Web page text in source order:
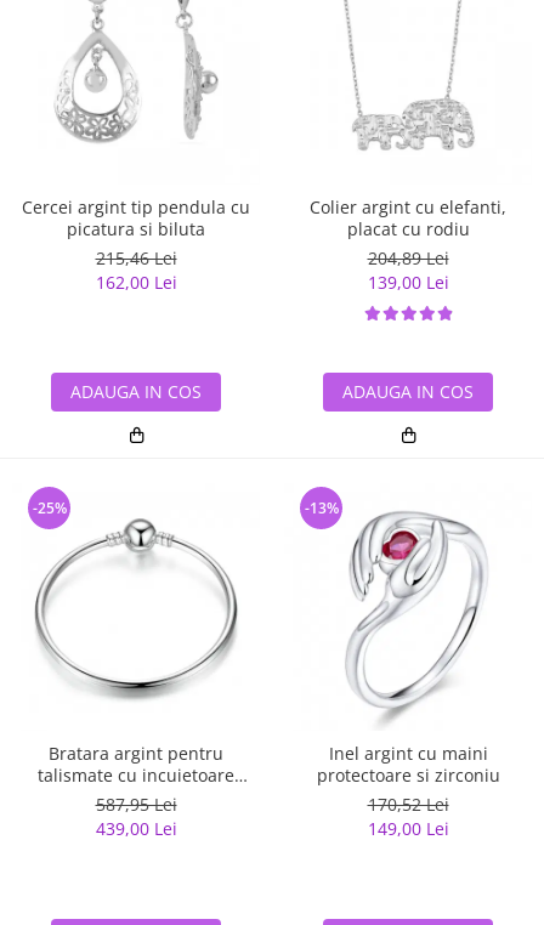
Cercei argint tip pendula cu
picatura si biluta
215,46 Lei
162,00 Lei
ADAUGA IN COS
Colier argint cu elefanti,
placat cu rodiu
204,89 Lei
139,00 Lei
ADAUGA IN COS
Bratara argint pentru
talismate cu incuietoare
sferica
587,95 Lei
439,00 Lei
-25%
Inel argint cu maini
protectoare si zirconiu
170,52 Lei
149,00 Lei
-13%